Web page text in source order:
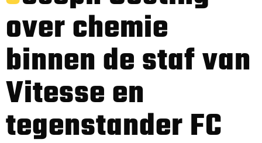
over chemie
binnen de staf van
Vitesse en
tegenstander FC